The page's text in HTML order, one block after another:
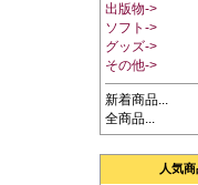
出版物->
ソフト->
グッズ->
その他->
新着商品...
全商品...
人気商